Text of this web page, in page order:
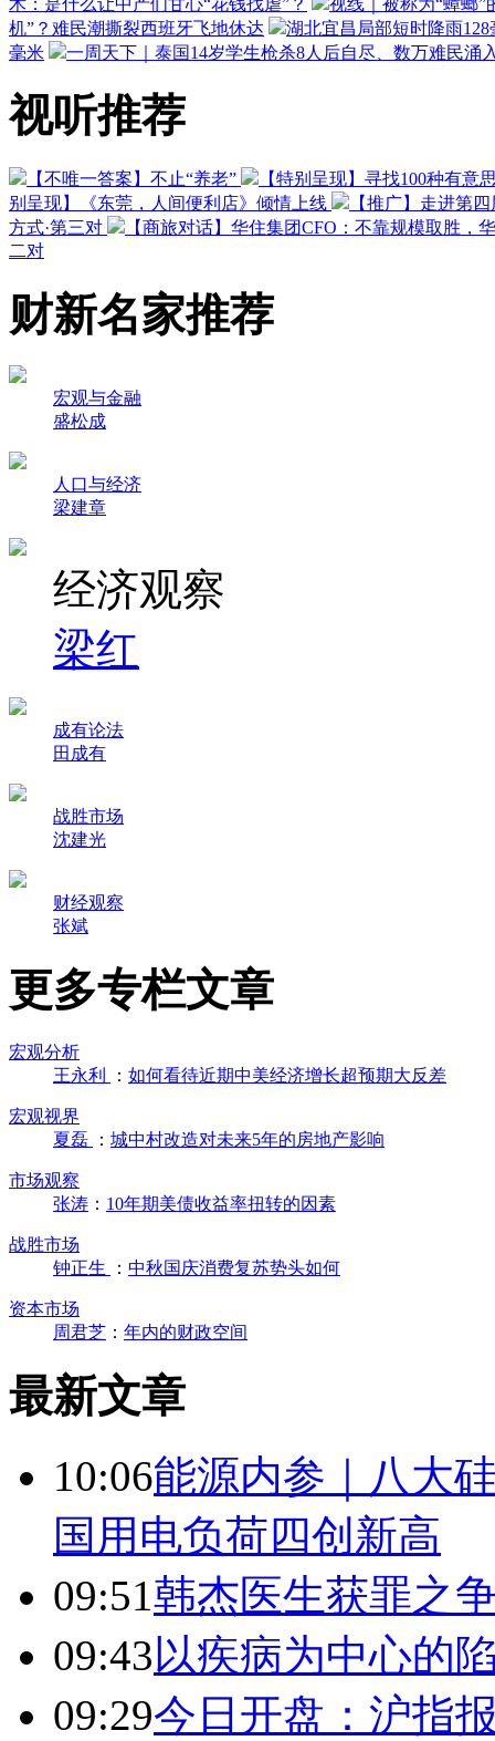
机”？难民潮撕裂西班牙飞地休达
湖北宜昌局部短时降雨
毫米
一周天下｜泰国14岁学生枪杀8人后自尽、数万难民涌
视听推荐
【不唯一答案】不止“养老”
【特别呈现】寻找100种有意
别呈现】《东莞，人间便利店》倾情上线
【推广】走进第
方式·第三对
【商旅对话】华住集团CFO：不靠规模取胜，
二对
财新名家推荐
宏观与金融
盛松成
人口与经济
梁建章
经济观察
梁红
成有论法
田成有
战胜市场
沈建光
财经观察
张斌
更多专栏文章
宏观分析
王永利
： 如何看待近期中美经济增长超预期大反差
宏观视界
夏磊
： 城中村改造对未来5年的房地产影响
市场观察
张涛 ： 10年期美债收益率扭转的因素
战胜市场
钟正生
： 中秋国庆消费复苏势头如何
资本市场
周君芝 ： 年内的财政空间
最新文章
10:06能源内参｜八大
国用电负荷四创新高
09:51韩杰医生获罪之
09:43以疾病为中心的
09:29今日开盘：沪指